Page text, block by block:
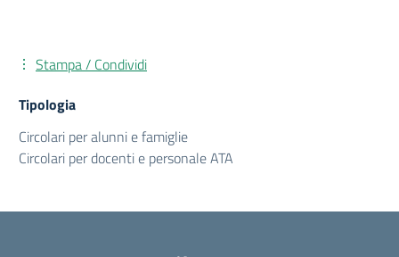
Stampa / Condividi
Tipologia
Circolari per alunni e famiglie
Circolari per docenti e personale ATA